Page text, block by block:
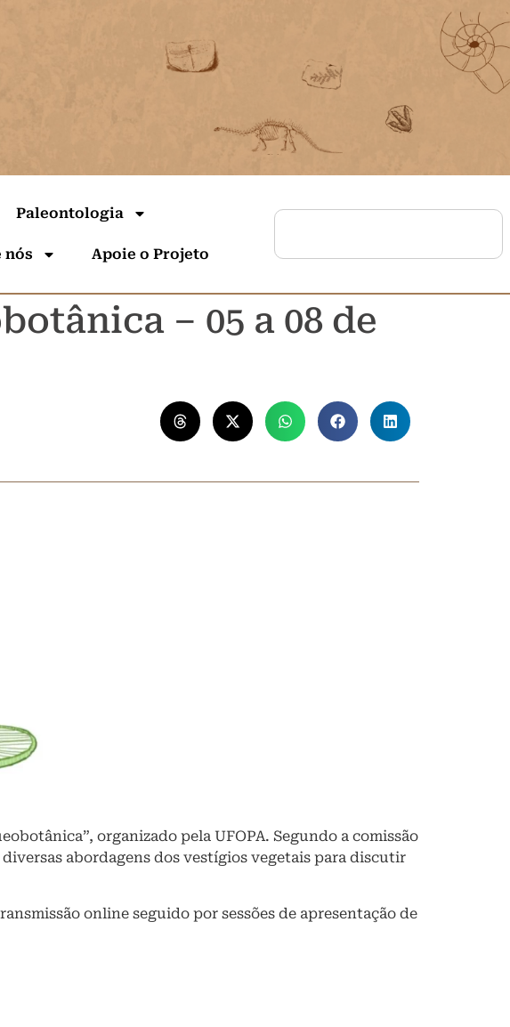
Paleontologia
nós Apoie o Projeto
– 05 a 08 de
organizado pela UFOPA. Segundo a comissão
abordagens dos vestígios vegetais para discutir
online seguido por sessões de apresentação de